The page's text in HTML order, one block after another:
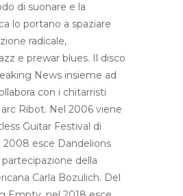
di suonare e la
lo portano a spaziare
radicale,
e prewar blues. Il disco
News insieme ad
con i chitarristi
Ribot. Nel 2006 viene
Guitar Festival di
2008 esce Dandelions
della
Carla Bozulich. Del